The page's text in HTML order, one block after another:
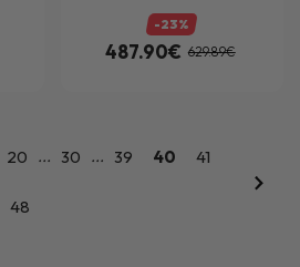
-23%
487.90€ 629.89€
20 ... 30 ... 39 40 41
48